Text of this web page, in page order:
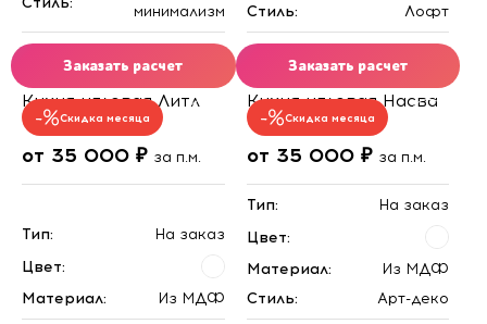
минимализм
Заказать расчет
Стиль:
Лофт
Заказать расчет
Скидка месяца
Кухня угловая Литл
от 35 000 ₽ за п.м.
Тип:
На заказ
Цвет:
Материал:
Из МДФ
Скидка месяца
Кухня угловая Насва
от 35 000 ₽ за п.м.
Тип:
На заказ
Цвет:
Материал:
Из МДФ
Стиль:
Арт-деко